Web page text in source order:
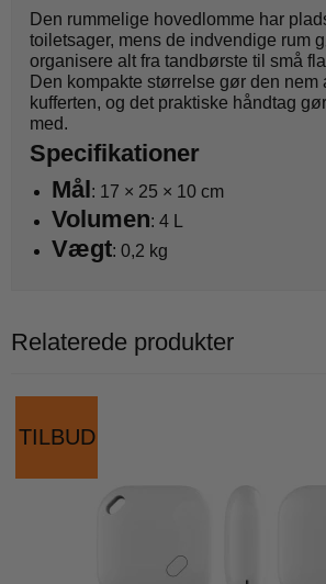
Den rummelige hovedlomme har
toiletsager, mens de indvendige rum
organisere alt fra tandbørste til små
Den kompakte størrelse gør den nem
kufferten, og det praktiske håndtag
med.
Specifikationer
Mål: 17 × 25 × 10 cm
Volumen: 4 L
Vægt: 0,2 kg
Relaterede produkter
TILBUD